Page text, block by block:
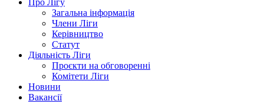
Загальна інформація
Члени Ліги
Керівництво
Статут
Діяльність Ліги
Проєкти на обговоренні
Комітети Ліги
Новини
Вакансії